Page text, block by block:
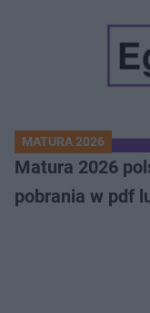
MATURA 2026
Matura 2026
pobrania w pdf